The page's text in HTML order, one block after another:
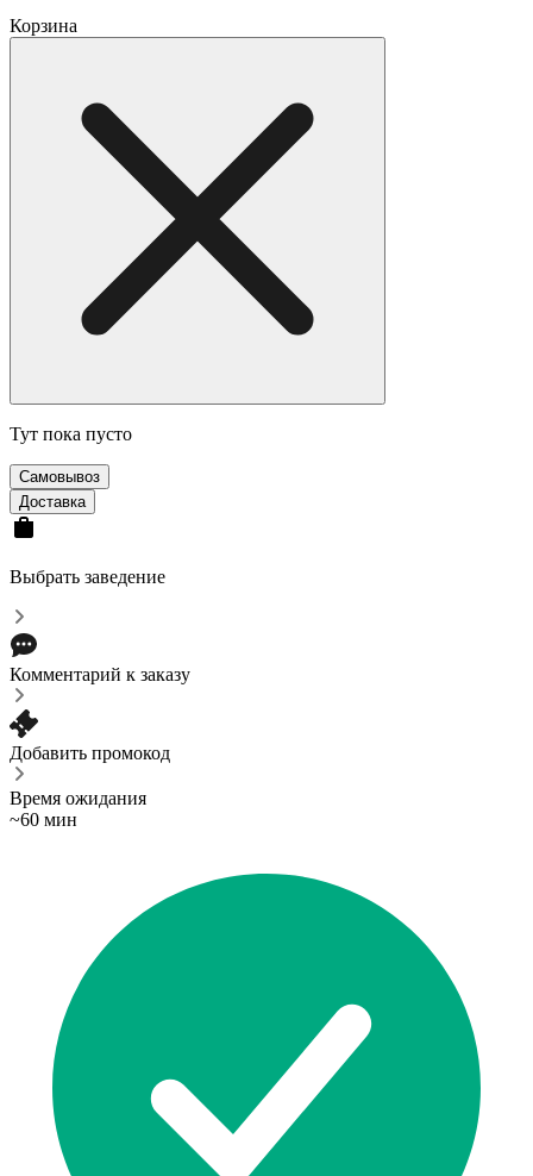
Корзина
Тут пока пусто
Самовывоз
Доставка
Выбрать заведение
Комментарий к заказу
Добавить промокод
Время ожидания
~60 мин